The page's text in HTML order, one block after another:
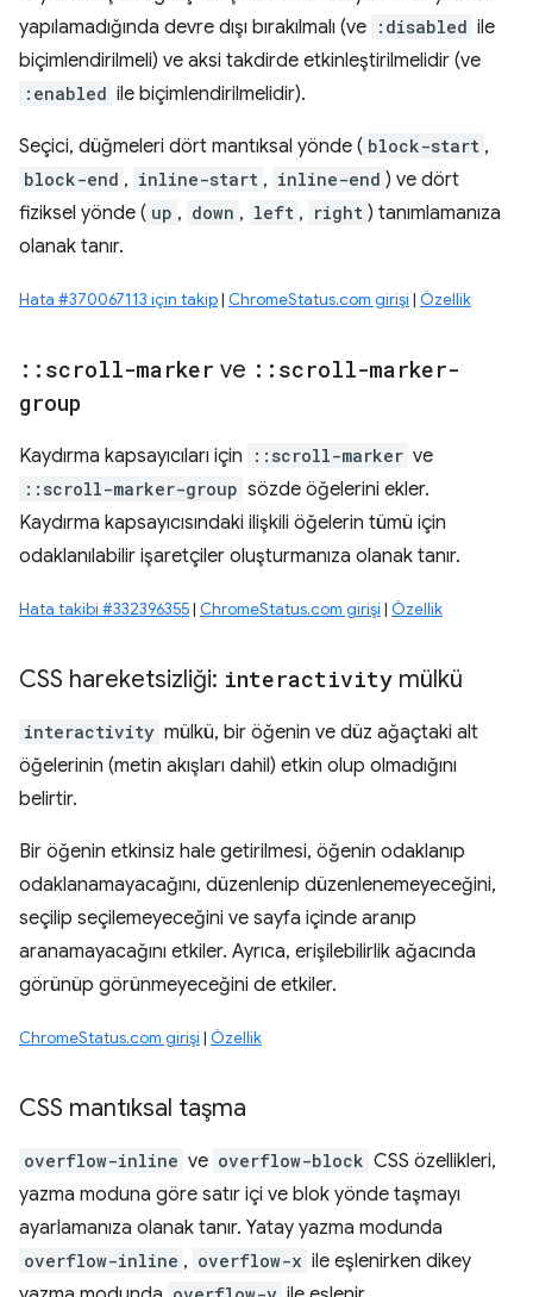
yapılamadığında devre dışı bırakılmalı (ve :disabled ile
biçimlendirilmeli) ve aksi takdirde etkinleştirilmelidir (ve
:enabled ile biçimlendirilmelidir).
Seçici, düğmeleri dört mantıksal yönde ( block-start ,
block-end , inline-start , inline-end ) ve dört
fiziksel yönde ( up , down , left , right ) tanımlamanıza
olanak tanır.
Hata #370067113 için takip| ChromeStatus.com girişi | Özellik
:: scroll-marker ve :: scroll-marker-
group
Kaydırma kapsayıcıları için ::scroll-marker ve
::scroll-marker-group sözde öğelerini ekler.
Kaydırma kapsayıcısındaki ilişkili öğelerin tümü için
odaklanılabilir işaretçiler oluşturmanıza olanak tanır.
Hata takibi #332396355| ChromeStatus.com girişi | Özellik
CSS hareketsizliği: interactivity mülkü
interactivity mülkü, bir öğenin ve düz ağaçtaki alt
öğelerinin (metin akışları dahil) etkin olup olmadığını
belirtir.
Bir öğenin etkinsiz hale getirilmesi, öğenin odaklanıp
odaklanamayacağını, düzenlenip düzenlenemeyeceğini,
seçilip seçilemeyeceğini ve sayfa içinde aranıp
aranamayacağını etkiler. Ayrıca, erişilebilirlik ağacında
görünüp görünmeyeceğini de etkiler.
ChromeStatus.com girişi | Özellik
CSS mantıksal taşma
overflow-inline ve overflow-block CSS özellikleri,
yazma moduna göre satır içi ve blok yönde taşmayı
ayarlamanıza olanak tanır. Yatay yazma modunda
overflow-inline , overflow-x ile eşlenirken dikey